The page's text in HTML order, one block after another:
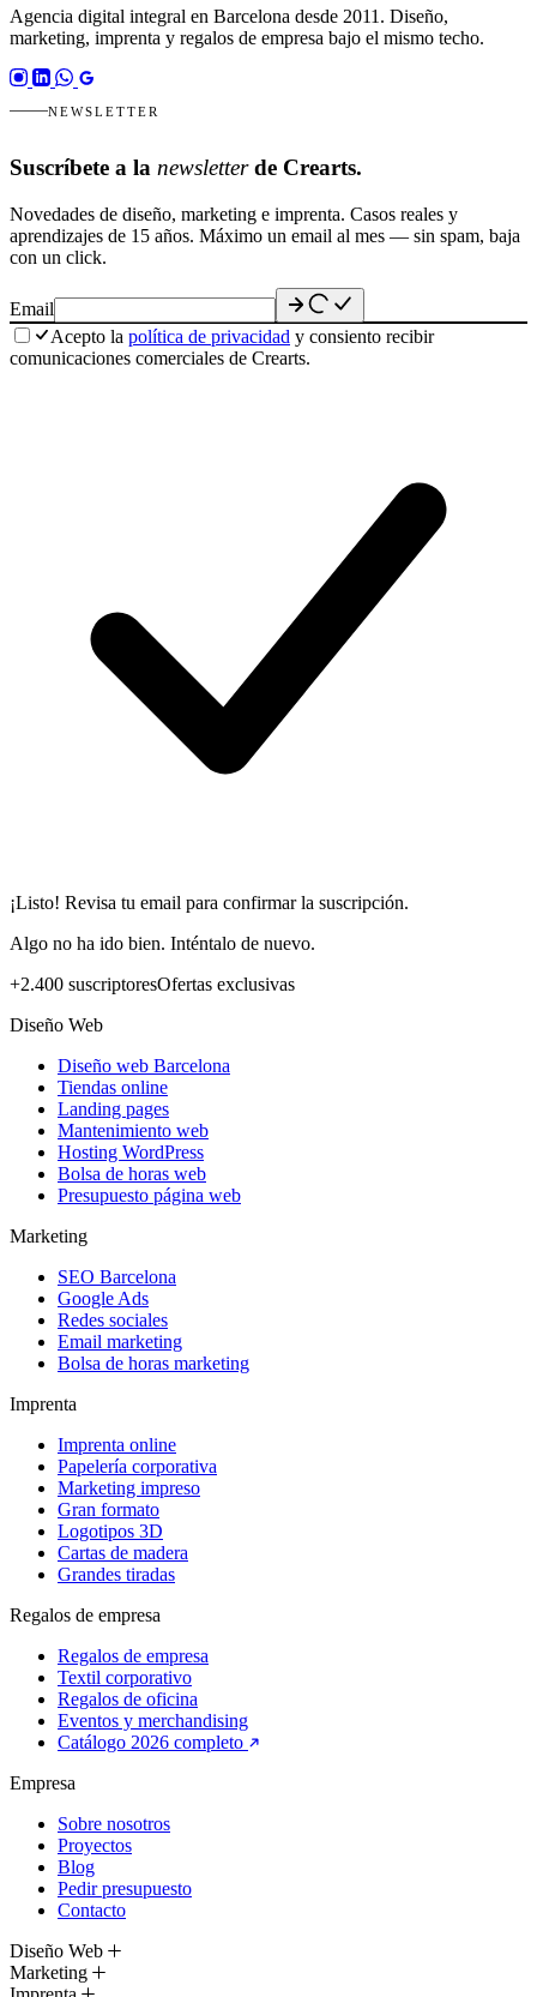
Agencia digital integral en Barcelona desde 2011. Diseño,
marketing, imprenta y regalos de empresa bajo el mismo techo.
NEWSLETTER
Suscríbete a la newsletterde Crearts.
Novedades de diseño, marketing e imprenta. Casos reales y
aprendizajes de 15 años. Máximo un email al mes — sin spam, baja
con un click.
Email
Acepto la política de privacidad y consiento recibir
comunicaciones comerciales de Crearts.
¡Listo! Revisa tu email para confirmar la suscripción.
Algo no ha ido bien. Inténtalo de nuevo.
+2.400 suscriptoresOfertas exclusivas
Diseño Web
Diseño web Barcelona
Tiendas online
Landing pages
Mantenimiento web
Hosting WordPress
Bolsa de horas web
Presupuesto página web
Marketing
SEO Barcelona
Google Ads
Redes sociales
Email marketing
Bolsa de horas marketing
Imprenta
Imprenta online
Papelería corporativa
Marketing impreso
Gran formato
Logotipos 3D
Cartas de madera
Grandes tiradas
Regalos de empresa
Regalos de empresa
Textil corporativo
Regalos de oficina
Eventos y merchandising
Catálogo 2026 completo
Empresa
Sobre nosotros
Proyectos
Blog
Pedir presupuesto
Contacto
Diseño Web
Marketing